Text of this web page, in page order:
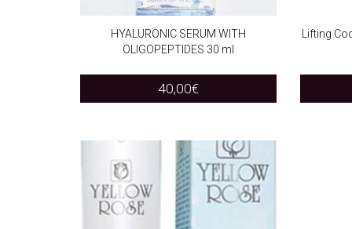
HYALURONIC SERUM WITH
OLIGOPEPTIDES 30 ml
40,00€
Lifting